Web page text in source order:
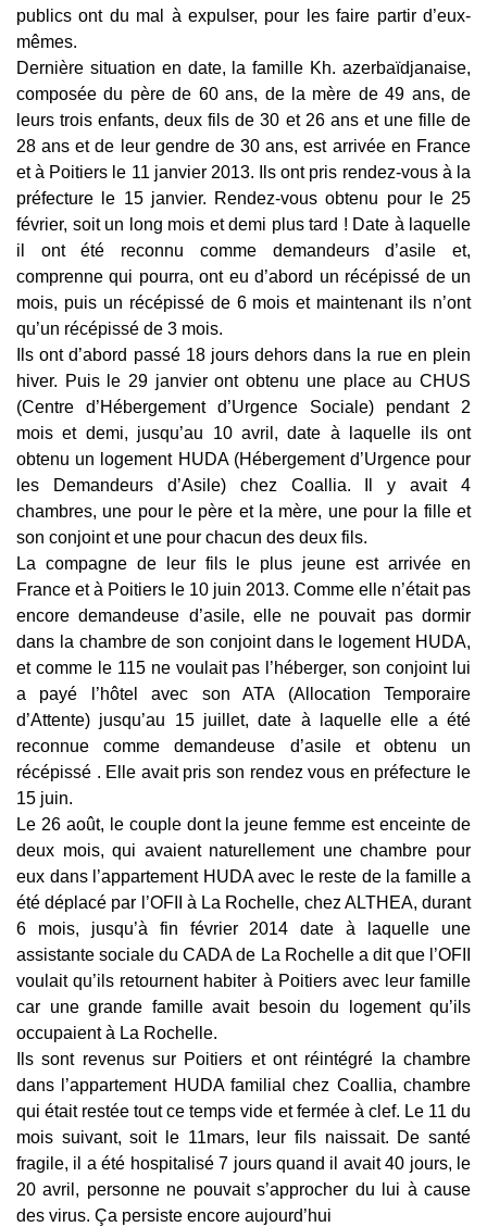
publics ont du mal à expulser, pour les faire partir d’eux-
mêmes.
Dernière situation en date, la famille Kh. azerbaïdjanaise,
composée du père de 60 ans, de la mère de 49 ans, de
leurs trois enfants, deux fils de 30 et 26 ans et une fille de
28 ans et de leur gendre de 30 ans, est arrivée en France
et à Poitiers le 11 janvier 2013. Ils ont pris rendez-vous à la
préfecture le 15 janvier. Rendez-vous obtenu pour le 25
février, soit un long mois et demi plus tard ! Date à laquelle
il ont été reconnu comme demandeurs d’asile et,
comprenne qui pourra, ont eu d’abord un récépissé de un
mois, puis un récépissé de 6 mois et maintenant ils n’ont
qu’un récépissé de 3 mois.
Ils ont d’abord passé 18 jours dehors dans la rue en plein
hiver. Puis le 29 janvier ont obtenu une place au CHUS
(Centre d’Hébergement d’Urgence Sociale) pendant 2
mois et demi, jusqu’au 10 avril, date à laquelle ils ont
obtenu un logement HUDA (Hébergement d’Urgence pour
les Demandeurs d’Asile) chez Coallia. Il y avait 4
chambres, une pour le père et la mère, une pour la fille et
son conjoint et une pour chacun des deux fils.
La compagne de leur fils le plus jeune est arrivée en
France et à Poitiers le 10 juin 2013. Comme elle n’était pas
encore demandeuse d’asile, elle ne pouvait pas dormir
dans la chambre de son conjoint dans le logement HUDA,
et comme le 115 ne voulait pas l’héberger, son conjoint lui
a payé l’hôtel avec son ATA (Allocation Temporaire
d’Attente) jusqu’au 15 juillet, date à laquelle elle a été
reconnue comme demandeuse d’asile et obtenu un
récépissé . Elle avait pris son rendez vous en préfecture le
15 juin.
Le 26 août, le couple dont la jeune femme est enceinte de
deux mois, qui avaient naturellement une chambre pour
eux dans l’appartement HUDA avec le reste de la famille a
été déplacé par l’OFII à La Rochelle, chez ALTHEA, durant
6 mois, jusqu’à fin février 2014 date à laquelle une
assistante sociale du CADA de La Rochelle a dit que l’OFII
voulait qu’ils retournent habiter à Poitiers avec leur famille
car une grande famille avait besoin du logement qu’ils
occupaient à La Rochelle.
Ils sont revenus sur Poitiers et ont réintégré la chambre
dans l’appartement HUDA familial chez Coallia, chambre
qui était restée tout ce temps vide et fermée à clef. Le 11 du
mois suivant, soit le 11mars, leur fils naissait. De santé
fragile, il a été hospitalisé 7 jours quand il avait 40 jours, le
20 avril, personne ne pouvait s’approcher du lui à cause
des virus. Ça persiste encore aujourd’hui